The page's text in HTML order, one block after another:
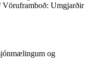
Vöruframboð: Umgjarðir
og